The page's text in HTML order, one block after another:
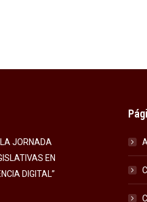
JORNADA
EN
DIGITAL”